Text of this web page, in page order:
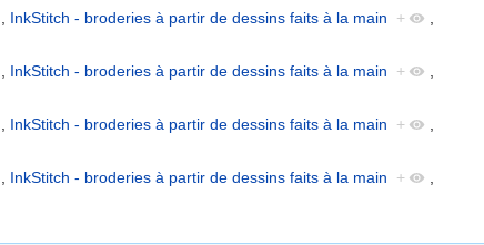
InkStitch - broderies à partir de dessins faits à la main +
InkStitch - broderies à partir de dessins faits à la main +
InkStitch - broderies à partir de dessins faits à la main +
InkStitch - broderies à partir de dessins faits à la main +